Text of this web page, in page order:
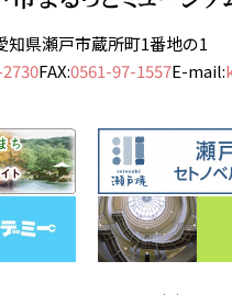
知県瀬戸市蔵所町1番地の1
FAX:0561-97-1557E-mail: